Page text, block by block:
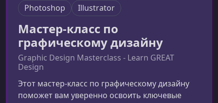
Photoshop
Illustrator
Мастер-класс по
графическому дизайну
Graphic Design Masterclass - Learn GREAT
Design
Этот мастер‑класс по графическому дизайну
поможет вам уверенно освоить ключевые